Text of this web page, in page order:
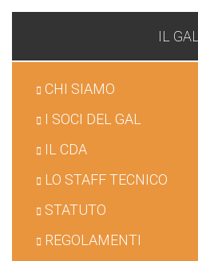
IL GAL
CHI SIAMO
I SOCI DEL GAL
IL CDA
LO STAFF TECNICO
STATUTO
REGOLAMENTI